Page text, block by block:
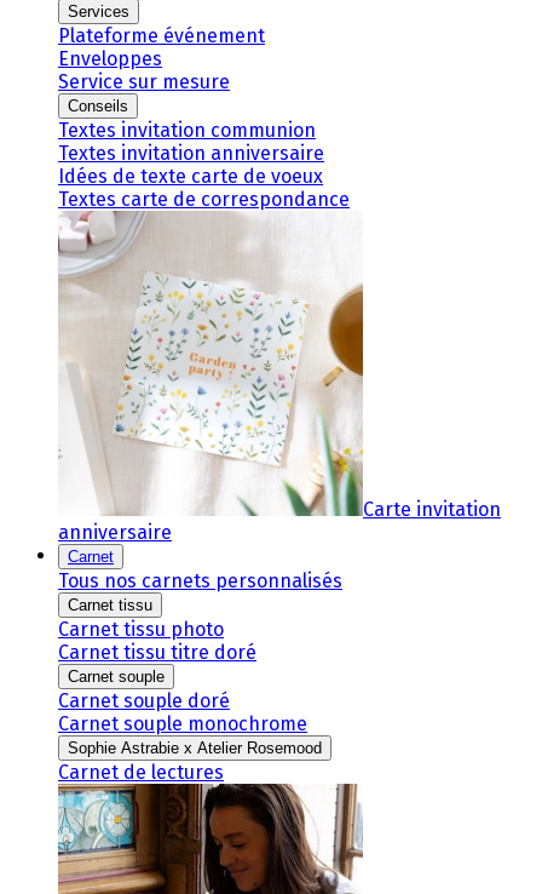
Services
Plateforme événement
Enveloppes
Service sur mesure
Conseils
Textes invitation communion
Textes invitation anniversaire
Idées de texte carte de voeux
Textes carte de correspondance
Carte invitation
anniversaire
Carnet
Tous nos carnets personnalisés
Carnet tissu
Carnet tissu photo
Carnet tissu titre doré
Carnet souple
Carnet souple doré
Carnet souple monochrome
Sophie Astrabie x Atelier Rosemood
Carnet de lectures